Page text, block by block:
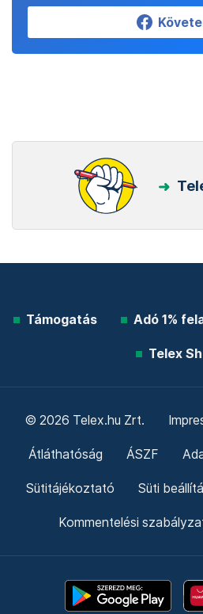
Támogatás Adó 1%
Telex
© 2026 Telex.hu Zrt.
Átláthatóság ÁSZF
Sütitájékoztató Süti
Kommentelési